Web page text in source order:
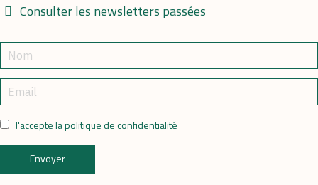
Consulter les newsletters passées
J'accepte la politique de confidentialité
Envoyer